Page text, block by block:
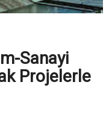
Sanayi
Projelerle